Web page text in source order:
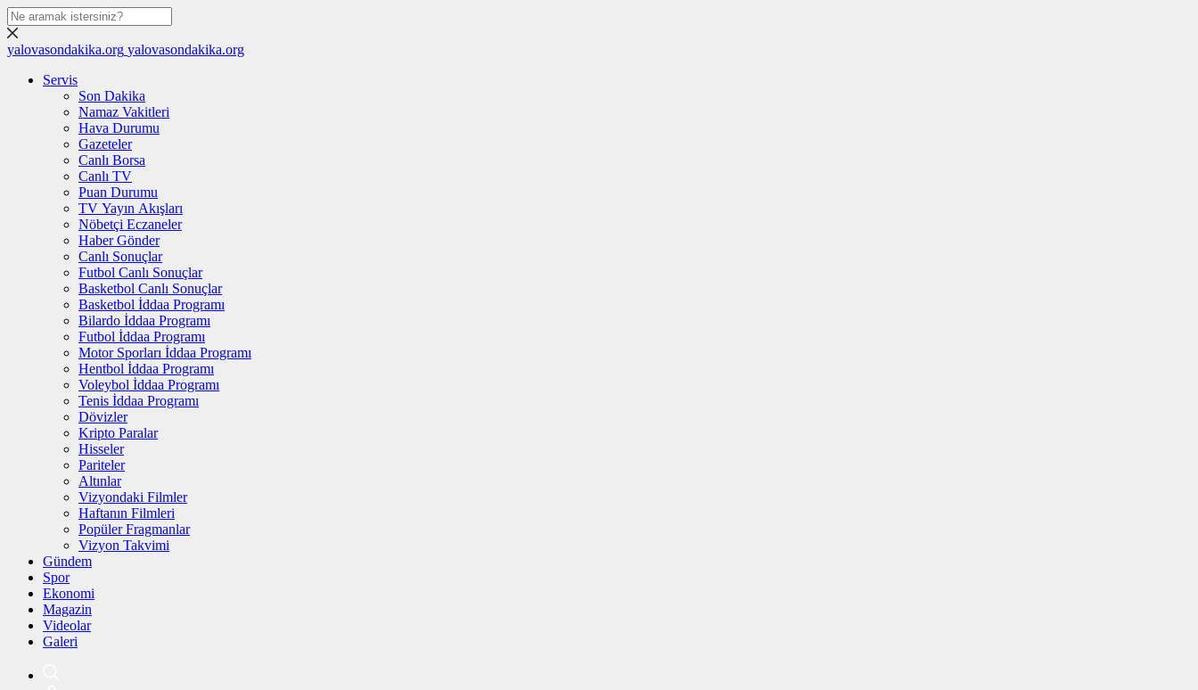
yalovasondakika.org yalovasondakika.org
Servis
Son Dakika
Namaz Vakitleri
Hava Durumu
Gazeteler
Canlı Borsa
Canlı TV
Puan Durumu
TV Yayın Akışları
Nöbetçi Eczaneler
Haber Gönder
Canlı Sonuçlar
Futbol Canlı Sonuçlar
Basketbol Canlı Sonuçlar
Basketbol İddaa Programı
Bilardo İddaa Programı
Futbol İddaa Programı
Motor Sporları İddaa Programı
Hentbol İddaa Programı
Voleybol İddaa Programı
Tenis İddaa Programı
Dövizler
Kripto Paralar
Hisseler
Pariteler
Altınlar
Vizyondaki Filmler
Haftanın Filmleri
Popüler Fragmanlar
Vizyon Takvimi
Gündem
Spor
Ekonomi
Magazin
Videolar
Galeri